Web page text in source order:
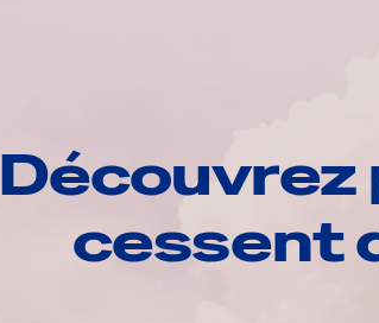
Découvrez
cessent